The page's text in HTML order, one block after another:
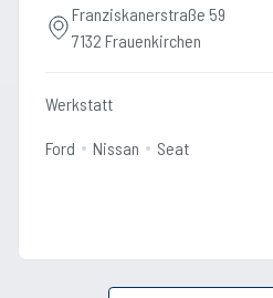
Franziskanerstraße 59
7132 Frauenkirchen
Werkstatt
Ford Nissan Seat